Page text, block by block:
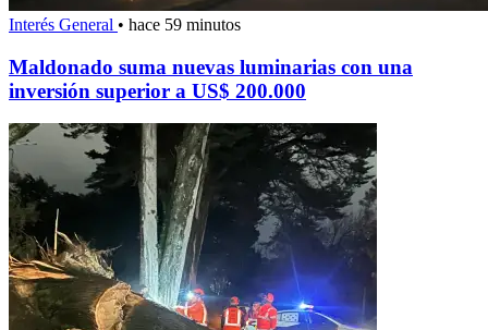
Interés General • hace 59 minutos
Maldonado suma nuevas luminarias con una
inversión superior a US$ 200.000